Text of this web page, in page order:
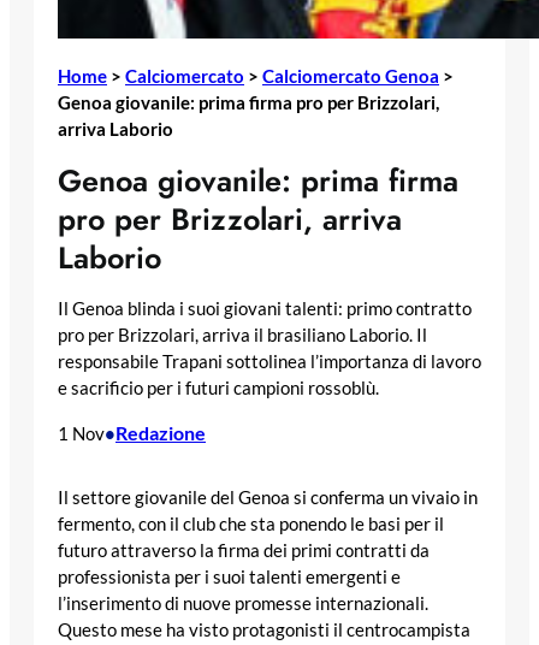
Home > Calciomercato > Calciomercato Genoa >
Genoa giovanile: prima firma pro per Brizzolari,
arriva Laborio
Genoa giovanile: prima firma
pro per Brizzolari, arriva
Laborio
Il Genoa blinda i suoi giovani talenti: primo contratto
pro per Brizzolari, arriva il brasiliano Laborio. Il
responsabile Trapani sottolinea l’importanza di lavoro
e sacrificio per i futuri campioni rossoblù.
1 Nov•Redazione
Il settore giovanile del Genoa si conferma un vivaio in
fermento, con il club che sta ponendo le basi per il
futuro attraverso la firma dei primi contratti da
professionista per i suoi talenti emergenti e
l’inserimento di nuove promesse internazionali.
Questo mese ha visto protagonisti il centrocampista